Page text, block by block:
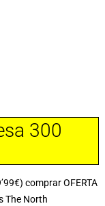
300
comprar OFERTA
The North